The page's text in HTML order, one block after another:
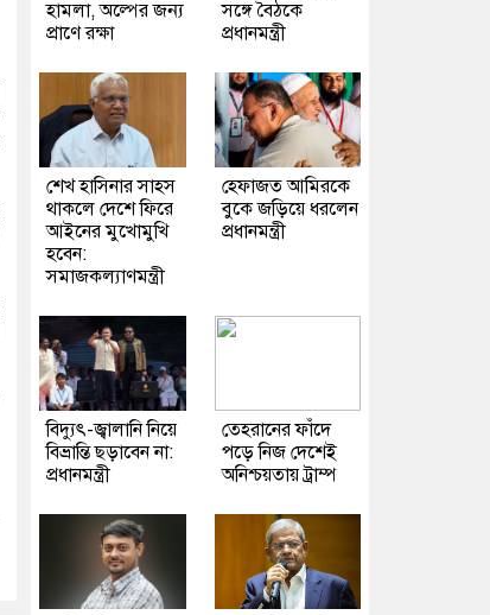
হামলা, অল্পের জন্য
প্রাণে রক্ষা
সঙ্গে বৈঠকে
প্রধানমন্ত্রী
শেখ হাসিনার সাহস
থাকলে দেশে ফিরে
আইনের মুখোমুখি
হবেন:
সমাজকল্যাণমন্ত্রী
হেফাজত আমিরকে
বুকে জড়িয়ে ধরলেন
প্রধানমন্ত্রী
বিদ্যুৎ-জ্বালানি নিয়ে
বিভ্রান্তি ছড়াবেন না:
প্রধানমন্ত্রী
তেহরানের ফাঁদে
পড়ে নিজ দেশেই
অনিশ্চয়তায় ট্রাম্প